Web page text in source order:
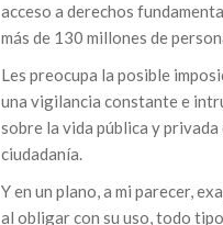
acceso a derechos
más de 130 millones de
Les preocupa la posible
una vigilancia constante e
sobre la vida pública y privada
ciudadanía.
Y en un plano, a mi parecer,
al obligar con su uso, todo